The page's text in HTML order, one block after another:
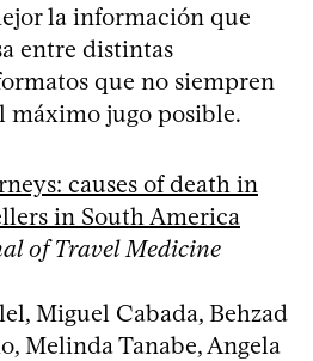
la información que
entre distintas
que no siempren
máximo jugo posible.
causes of death in
in South America
of Travel Medicine
Miguel Cabada, Behzad
Melinda Tanabe, Angela